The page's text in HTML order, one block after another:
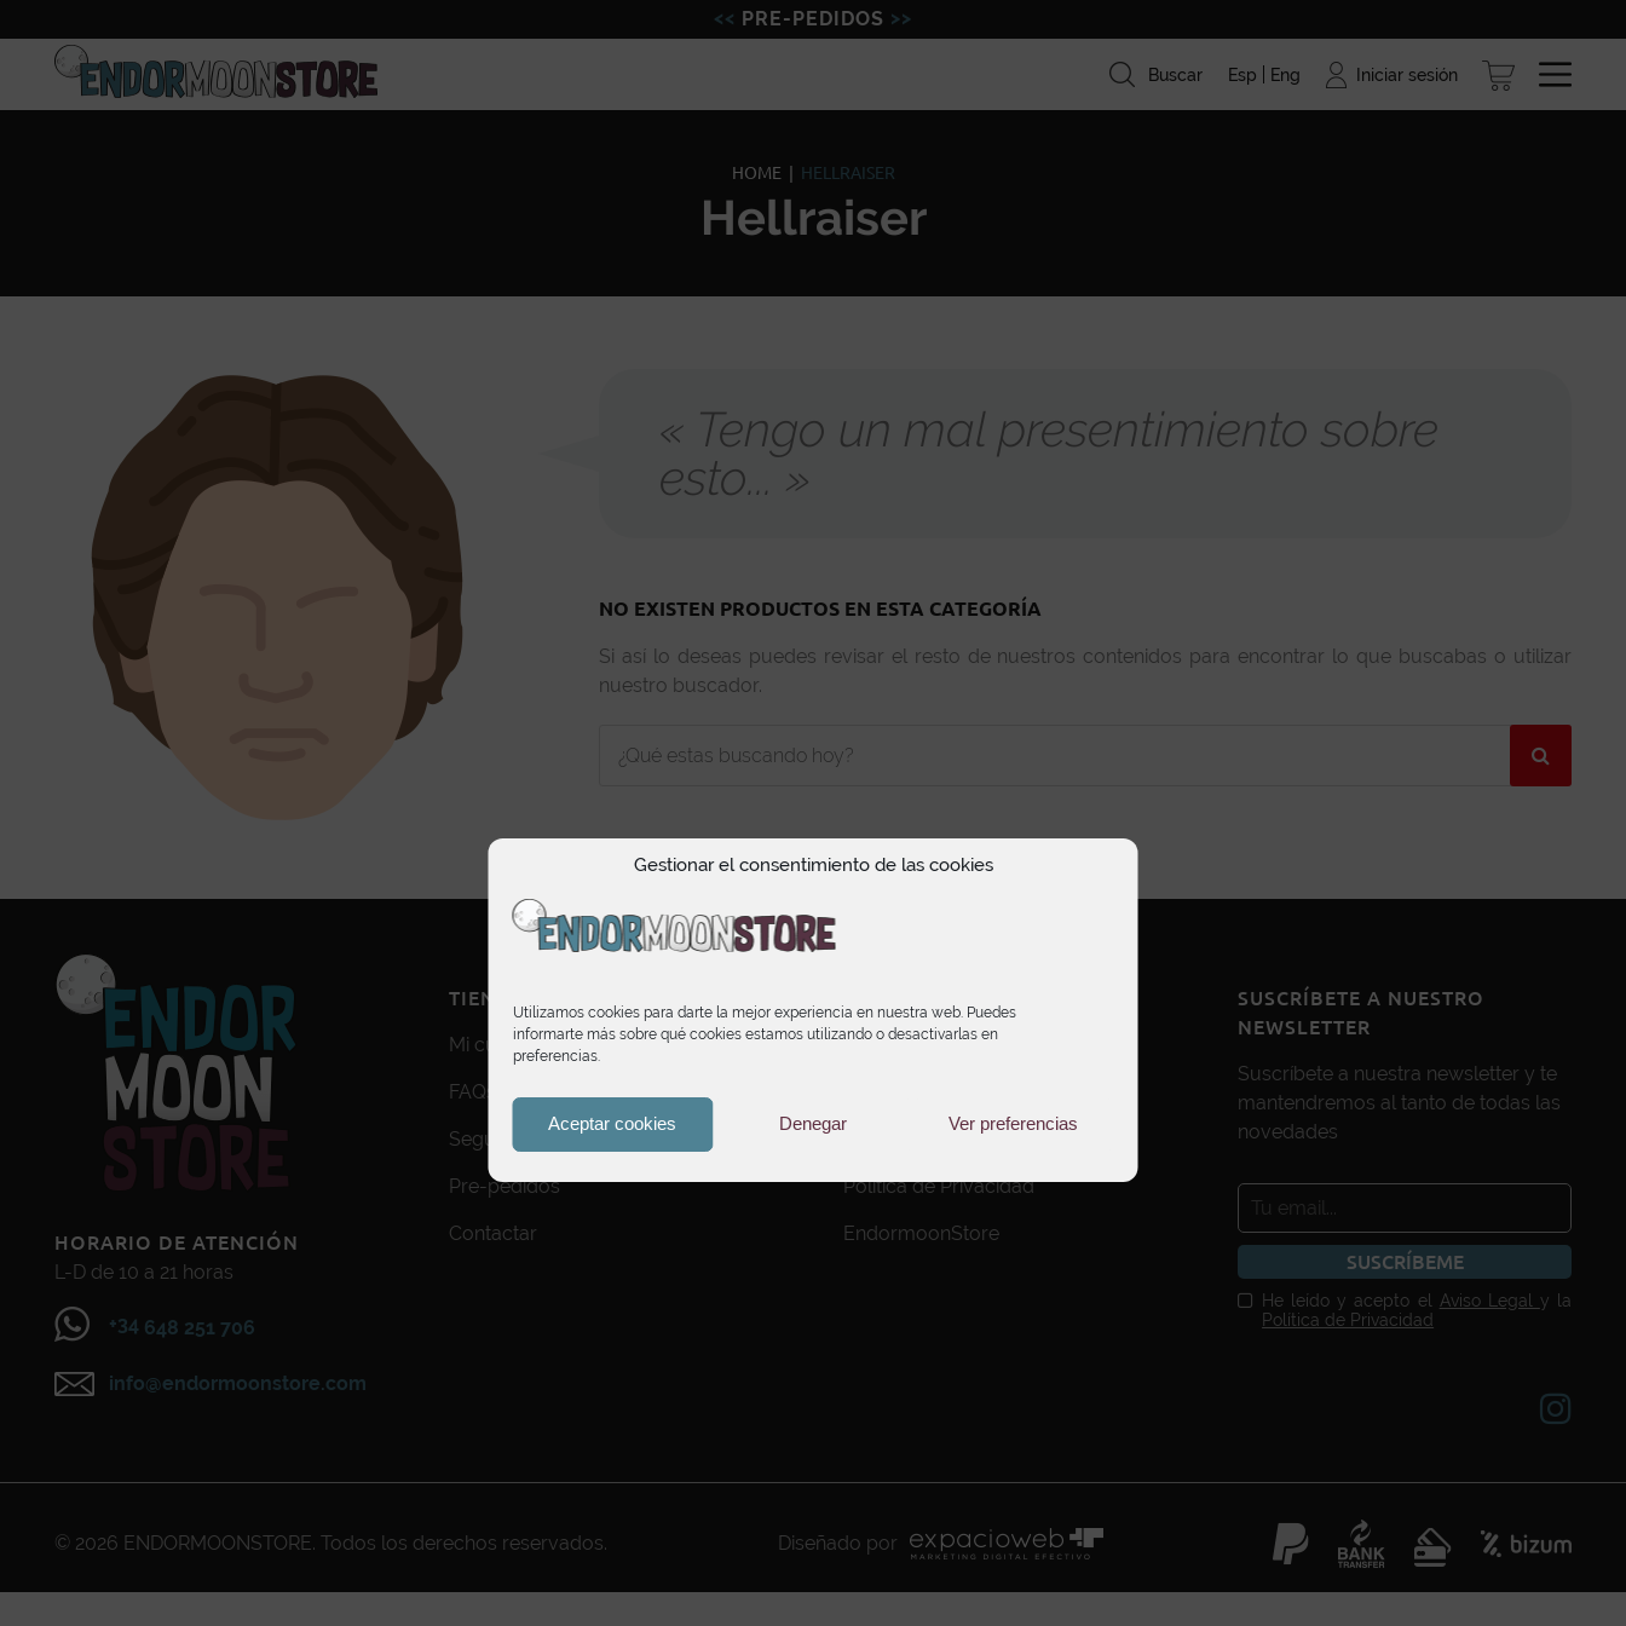
Gestionar el consentimiento de las cookies
Utilizamos cookies para darte la mejor experiencia en nuestra web. Puedes
informarte más sobre qué cookies estamos utilizando o desactivarlas en
preferencias.
Aceptar cookies Denegar Ver preferencias
PRE-PEDIDOS
Inicio Pre-pedidos Figuras Miniaturas Modelismo Marcas Blog
Buscar Esp Eng Iniciar sesión
HOME HELLRAISER
Hellraiser
« Tengo un mal presentimiento sobre
esto... »
NO EXISTEN PRODUCTOS EN ESTA CATEGORÍA
Si así lo deseas puedes revisar el resto de nuestros contenidos para encontrar lo que buscabas o utilizar
nuestro buscador.
HORARIO DE ATENCIÓN
L-D de 10 a 21 horas
+34 648 251 706
info@endormoonstore.com
TIENDA
Mi cuenta
FAQs
Seguimiento de Pedidos
Pre-pedidos
Contactar
Condiciones de Compra
Política de Cookies
Política de Privacidad
EndormoonStore
SUSCRÍBETE A NUESTRO
NEWSLETTER
Suscríbete a nuestra newsletter y te
mantendremos al tanto de todas las
novedades
SUSCRÍBEME
He leído y acepto el Aviso Legal y la
Política de Privacidad
© 2026 ENDORMOONSTORE. Todos los derechos reservados. Diseñado por